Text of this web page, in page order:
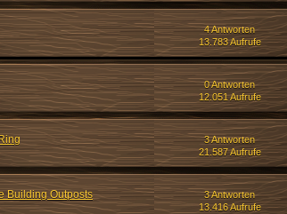
4 Antworten
13.783 Aufrufe
0 Antworten
12.051 Aufrufe
3 Antworten
21.587 Aufrufe
Building Outposts
3 Antworten
13.416 Aufrufe